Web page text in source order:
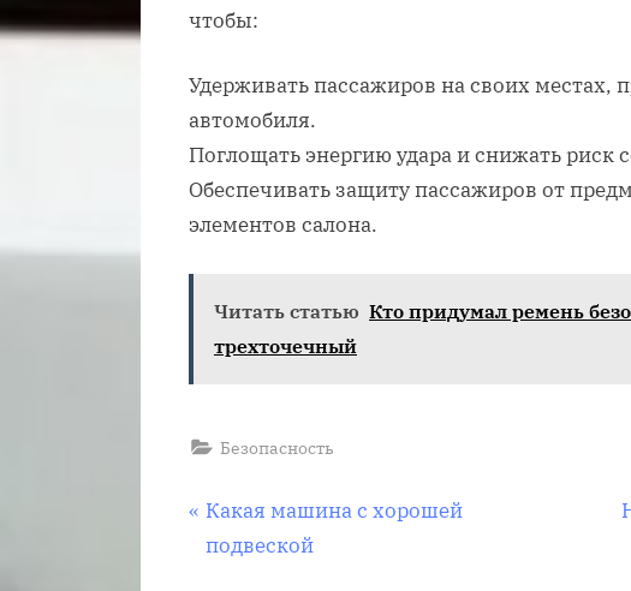
чтобы:
Удерживать пассажиров на своих местах,
автомобиля.
Поглощать энергию удара и снижать риск
Обеспечивать защиту пассажиров от
элементов салона.
Читать статью Кто придумал ремень
трехточечный
Безопасность
Навигация
П
р
Какая машина с хорошей
подвеской